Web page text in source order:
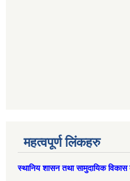
महत्वपूर्ण लिंकहरु
स्थानिय शासन तथा सामुदायिक